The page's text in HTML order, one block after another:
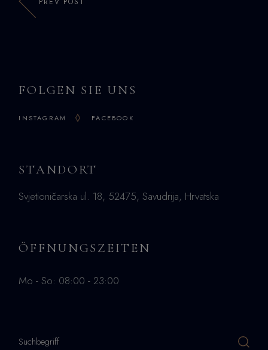
FOLGEN SIE UNS
INSTAGRAM FACEBOOK
STANDORT
Svjetioničarska ul. 18, 52475, Savudrija, Hrvatska
ÖFFNUNGSZEITEN
Mo - So: 08:00 - 23:00